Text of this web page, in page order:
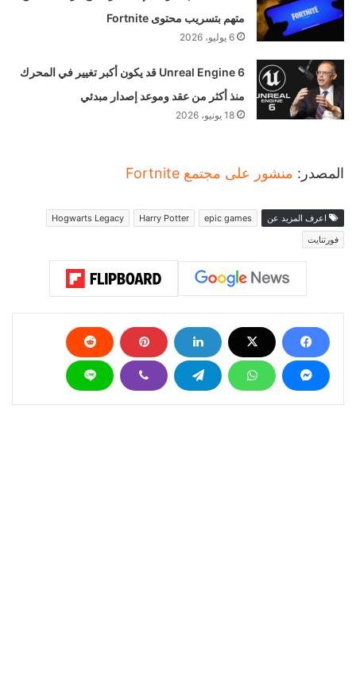
متهم بتسريب محتوى Fortnite
6 يوليو، 2026
Unreal Engine 6 قد يكون أكبر تغيير في المحرك
منذ أكثر من عقد وموعد إصدار مبدئي
18 يونيو، 2026
المصدر: منشور على مجتمع Fortnite
اعرف المزيد عن epic games
Harry Potter
Hogwarts Legacy
فورتنايت